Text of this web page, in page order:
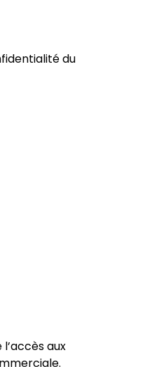
du
aux